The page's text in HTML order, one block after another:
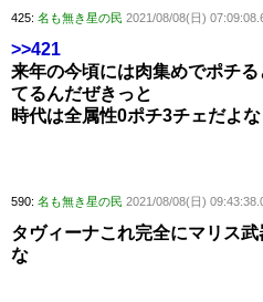
425: 名も無き星の民 2021/08/08(日)
>>421
来年の今頃には肉集めでポチ
てるんだぜきっと
時代は全属性0ポチ3チェだよ
590: 名も無き星の民 2021/08/08(日)
タヴィーナこれ完全にマリス
な